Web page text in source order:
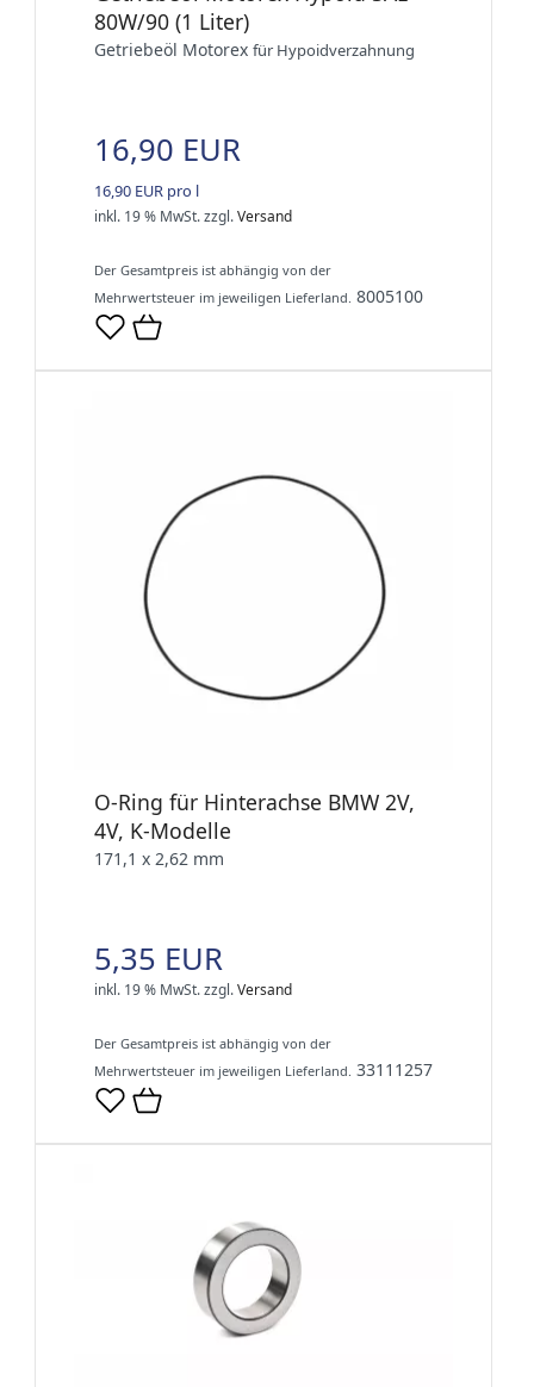
80W/90 (1 Liter)
Getriebeöl Motorex für Hypoidverzahnung
16,90 EUR
16,90 EUR pro l
inkl. 19 % MwSt.zzgl.Versand
Der Gesamtpreis ist abhängig von der
Mehrwertsteuer im jeweiligen Lieferland. 8005100
O-Ring für Hinterachse BMW 2V,
4V, K-Modelle
171,1 x 2,62 mm
5,35 EUR
inkl. 19 % MwSt.zzgl.Versand
Der Gesamtpreis ist abhängig von der
Mehrwertsteuer im jeweiligen Lieferland. 33111257